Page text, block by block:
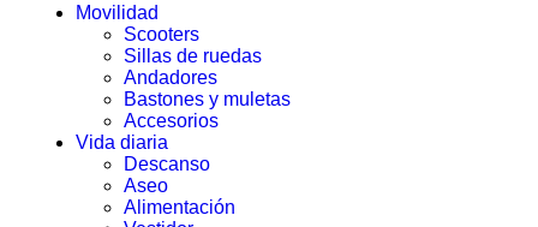
Movilidad
Scooters
Sillas de ruedas
Andadores
Bastones y muletas
Accesorios
Vida diaria
Descanso
Aseo
Alimentación